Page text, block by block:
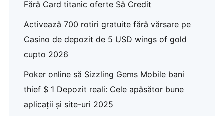
Fără Card titanic oferte Să Credit
Activează 700 rotiri gratuite fără vărsare pe
Casino de depozit de 5 USD wings of gold
cupto 2026
Poker online să Sizzling Gems Mobile bani
thief $ 1 Depozit reali: Cele apăsător bune
aplicații și site-uri 2025